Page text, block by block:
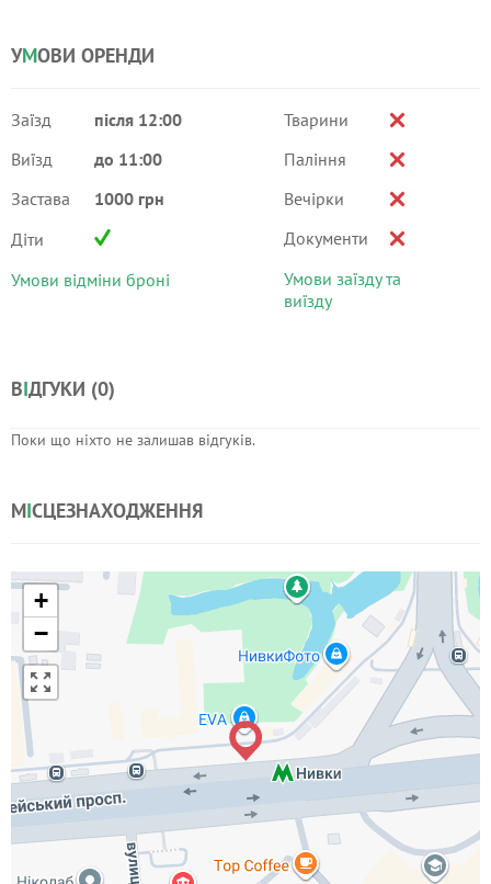
УМОВИ ОРЕНДИ
Заїзд
після 12:00
Виїзд
до 11:00
Застава
1000 грн
Діти
Умови відміни броні
Тварини
Паління
Вечірки
Документи
Умови заїзду та
виїзду
ВІДГУКИ (0)
Поки що ніхто не залишав відгуків.
МІСЦЕЗНАХОДЖЕННЯ
+
−